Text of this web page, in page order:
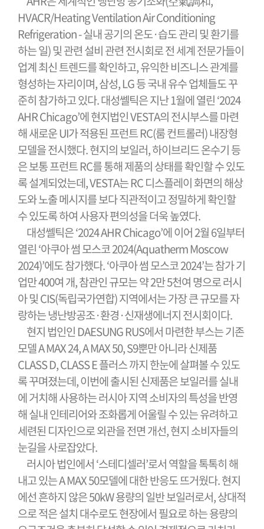
HVACR/Heating Ventilation Air Conditioning
Refrigeration - 실내 공기의 온도·습도 관리 및 환기를
하는 일) 및 관련 설비 관련 전시회로 전 세계 전문가들이
업계 최신 트렌드를 확인하고, 유익한 비즈니스 관계를
형성하는 자리이며, 삼성, LG 등 국내 유수 업체들도 꾸
준히 참가하고 있다. 대성쎌틱은 지난 1월에 열린 ‘2024
AHR Chicago’에 현지법인 VESTA의 전시부스를 마련
해 새로운 UI가 적용된 프런트 RC(룸 컨트롤러) 내장형
모델을 전시했다. 현지의 보일러, 하이브리드 온수기 등
은 보통 프런트 RC를 통해 제품의 상태를 확인할 수 있도
록 설계되었는데, VESTA는 RC 디스플레이 화면의 해상
도와 노출 메시지를 보다 직관적이고 정밀하게 확인할
수 있도록 하여 사용자 편의성을 더욱 높였다.
대성쎌틱은 ‘2024 AHR Chicago’에 이어 2월 6일부터
열린 ‘아쿠아 썸 모스코 2024(Aquatherm Moscow
2024)’에도 참가했다. ‘아쿠아 썸 모스코 2024’는 참가 기
업만 400여 개, 참관인 규모는 약 2만 5천여 명으로 러시
아 및 CIS(독립국가연합) 지역에서는 가장 큰 규모를 자
랑하는 냉난방공조·환경·신재생에너지 전시회이다.
현지 법인인 DAESUNG RUS에서 마련한 부스는 기존
모델 A MAX 24, A MAX 50, S9뿐만 아니라 신제품
CLASS D, CLASS E 플러스 까지 한눈에 살펴볼 수 있도
록 꾸며졌는데, 이번에 출시된 신제품은 보일러를 실내
에 거치해 사용하는 러시아 지역 소비자의 특성을 반영
해 실내 인테리어와 조화롭게 어울릴 수 있는 유려하고
세련된 디자인으로 외관을 전면 개선, 현지 소비자들의
눈길을 사로잡았다.
러시아 법인에서 ‘스테디셀러’로서 역할을 톡톡히 해
내고 있는 A MAX 50모델에 대한 반응도 뜨거웠다. 현지
에선 흔하지 않은 50kW 용량의 일반 보일러로서, 상대적
으로 적은 설치 대수로도 현장에서 필요로 하는 용량의